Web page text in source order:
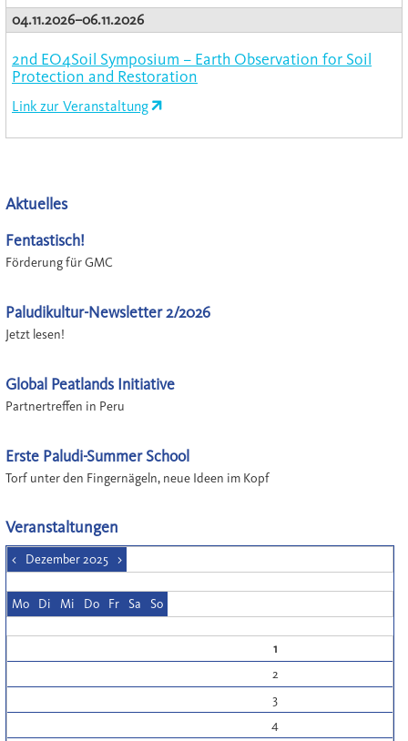
04.11.2026–06.11.2026
2nd EO4Soil Symposium – Earth Observation for Soil
Protection and Restoration
Link zur Veranstaltung
Aktuelles
Fentastisch!
Förderung für GMC
Paludikultur-Newsletter 2/2026
Jetzt lesen!
Global Peatlands Initiative
Partnertreffen in Peru
Erste Paludi-Summer School
Torf unter den Fingernägeln, neue Ideen im Kopf
Veranstaltungen
< Dezember 2025 >
Mo Di Mi Do Fr Sa So
1
2
3
4